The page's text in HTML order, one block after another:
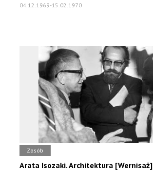
04.12.1969-15.02.1970
Zasób
Arata Isozaki. Architektura [Wernisaż]